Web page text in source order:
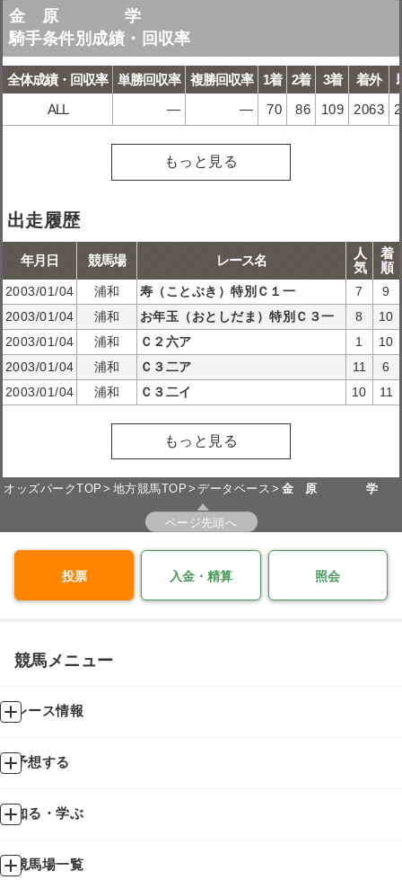
金 原 学
騎手条件別成績・回収率
全体成績・回収率 単勝回収率 複勝回収率 1着 2着 3着 着外
ALL
― ― 70 86 109 2063
もっと見る
出走履歴
年月日 競馬場 レース名
人
気
着
順
2003/01/04 浦和 寿（ことぶき）特別Ｃ１一 7
9
2003/01/04
浦和 お年玉（おとしだま）特別Ｃ３一 8
10
2003/01/04
浦和 Ｃ２六ア 1
10
2003/01/04
浦和 Ｃ３二ア 11
6
2003/01/04
浦和 Ｃ３二イ 10 11
もっと見る
オッズパークTOP 地方競馬TOP データベース 金 原 学
ページ先頭へ
投票 入金・精算 照会
競馬メニュー
レース情報
予想する
知る・学ぶ
競馬場一覧